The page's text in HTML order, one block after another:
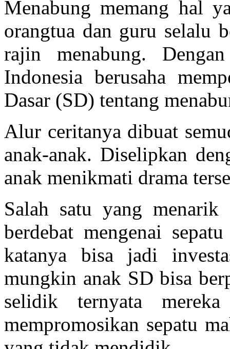
Menabung memang hal
orangtua dan guru selalu
rajin menabung.
Indonesia berusaha
Dasar (SD) tentang
Alur ceritanya dibuat
anak-anak. Diselipkan
anak menikmati drama
Salah satu yang menarik
berdebat mengenai
katanya bisa jadi
mungkin anak SD bisa
selidik ternyata
mempromosikan sepatu